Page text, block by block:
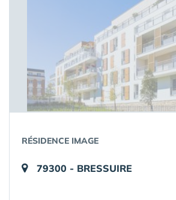
RÉSIDENCE IMAGE
79300 - BRESSUIRE